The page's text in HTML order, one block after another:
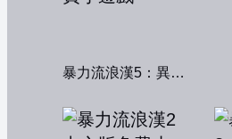
暴力流浪漢5：異形獵殺